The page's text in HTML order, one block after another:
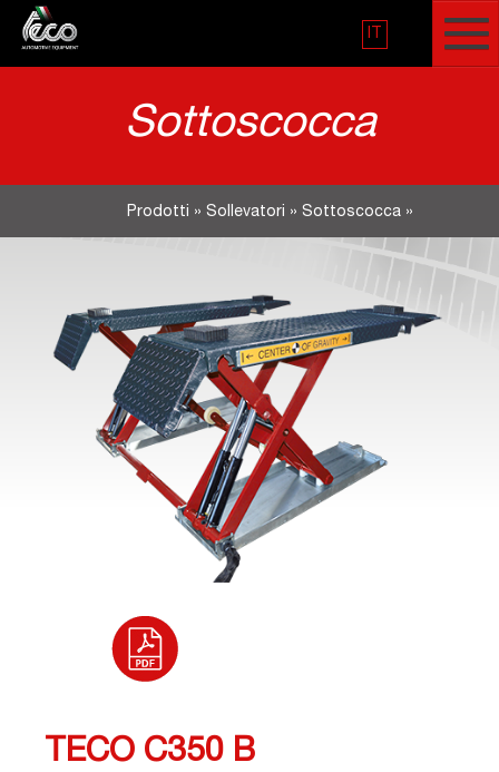
IT
Sottoscocca
Prodotti » Sollevatori » Sottoscocca»
TECO C350 B